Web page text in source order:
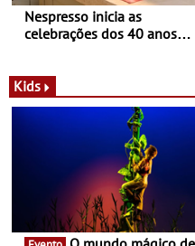
Nespresso inicia as
celebrações dos 40 anos
Novas - Edição limitada
Nespresso x Torres Novas
Kids